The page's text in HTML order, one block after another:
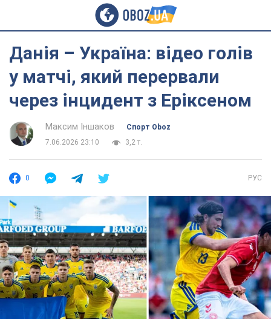
Данія – Україна: відео голів
у матчі, який перервали
через інцидент з Еріксеном
Максим Іншаков
Спорт Oboz
7.06.2026 23:10
3,2 т.
0 РУС